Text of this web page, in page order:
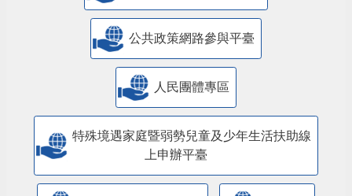
公共政策網路參與平臺
人民團體專區
特殊境遇家庭暨弱勢兒童及少年生活扶助線
上申辦平臺